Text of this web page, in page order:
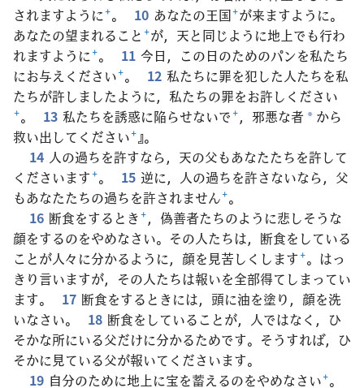
されますように+。 10 あなたの王国+が来ますように。
あなたの望まれること +が，天と同じように地上でも行わ
れますように+。 11 今日，この日のためのパンを私たち
にお与えください+。 12 私たちに罪を犯した人たちを私
たちが許しましたように，私たちの罪をお許しください
+。 13 私たちを誘惑に陥らせないで+，邪悪な者 * から
救い出してください+』。
14 人の過ちを許すなら，天の父もあなたたちを許して
くださいます+。 15 逆に，人の過ちを許さないなら，父
もあなたたちの過ちを許されません+。
16 断食をするとき+，偽善者たちのように悲しそうな
顔をするのをやめなさい。その人たちは，断食をしている
ことが人々に分かるように，顔を見苦しくします+。はっ
きり言いますが，その人たちは報いを全部得てしまってい
ます。
17 断食をするときには，頭に油を塗り，顔を洗
いなさい。
18 断食をしていることが，人ではなく，ひ
そかな所にいる父だけに分かるためです。そうすれば，ひ
そかに見ている父が報いてくださいます。
19 自分のために地上に宝を蓄えるのをやめなさい+。